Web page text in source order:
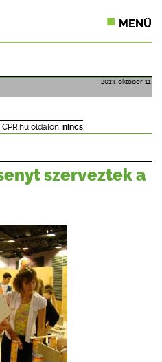
MENÜ
2013. október 11.
oldalon: nincs
szerveztek a